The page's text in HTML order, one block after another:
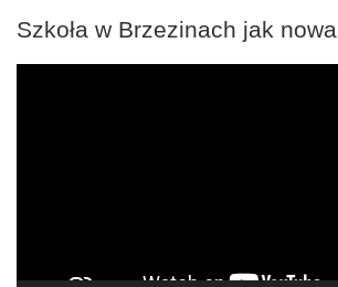
Szkoła w Brzezinach jak nowa